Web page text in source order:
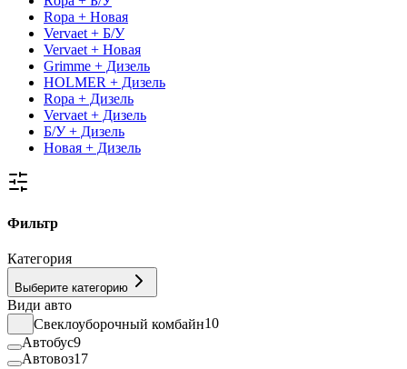
Ropa + Новая
Vervaet + Б/У
Vervaet + Новая
Grimme + Дизель
HOLMER + Дизель
Ropa + Дизель
Vervaet + Дизель
Б/У + Дизель
Новая + Дизель
Фильтр
Категория
Выберите категорию
Види авто
Свеклоуборочный комбайн10
Автобус9
Автовоз17